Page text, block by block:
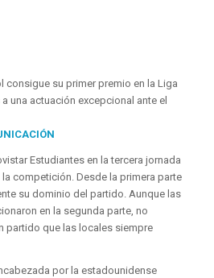
consigue su primer premio en la Liga
una actuación excepcional ante el
Estudiantes en la tercera jornada
competición. Desde la primera parte
su dominio del partido. Aunque las
en la segunda parte, no
partido que las locales siempre
por la estadounidense